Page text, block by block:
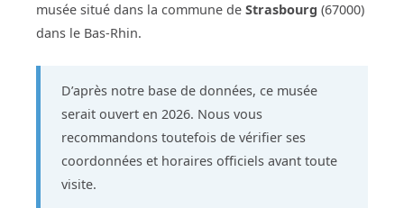
musée situé dans la commune de Strasbourg (67000)
dans le Bas-Rhin.
D’après notre base de données, ce musée
serait ouvert en 2026. Nous vous
recommandons toutefois de vérifier ses
coordonnées et horaires officiels avant toute
visite.